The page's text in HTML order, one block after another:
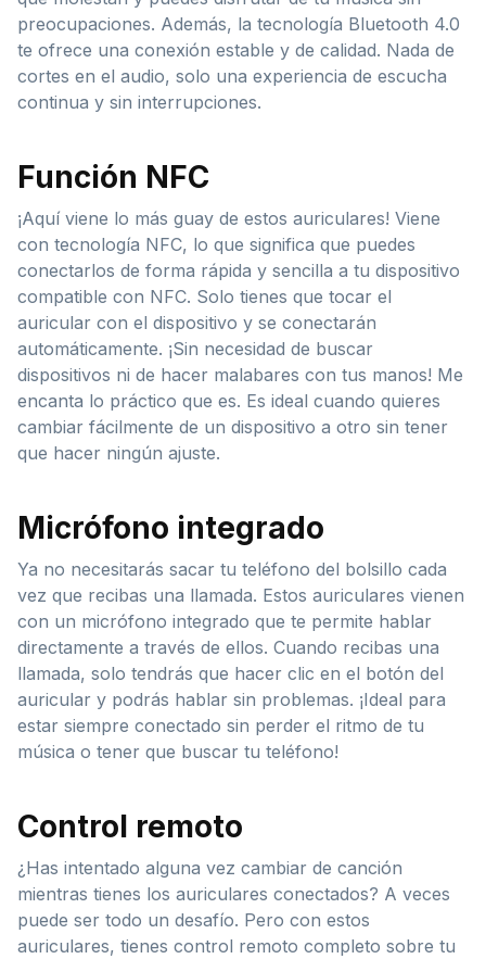
preocupaciones. Además, la tecnología Bluetooth 4.0
te ofrece una conexión estable y de calidad. Nada de
cortes en el audio, solo una experiencia de escucha
continua y sin interrupciones.
Función NFC
¡Aquí viene lo más guay de estos auriculares! Viene
con tecnología NFC, lo que significa que puedes
conectarlos de forma rápida y sencilla a tu dispositivo
compatible con NFC. Solo tienes que tocar el
auricular con el dispositivo y se conectarán
automáticamente. ¡Sin necesidad de buscar
dispositivos ni de hacer malabares con tus manos! Me
encanta lo práctico que es. Es ideal cuando quieres
cambiar fácilmente de un dispositivo a otro sin tener
que hacer ningún ajuste.
Micrófono integrado
Ya no necesitarás sacar tu teléfono del bolsillo cada
vez que recibas una llamada. Estos auriculares vienen
con un micrófono integrado que te permite hablar
directamente a través de ellos. Cuando recibas una
llamada, solo tendrás que hacer clic en el botón del
auricular y podrás hablar sin problemas. ¡Ideal para
estar siempre conectado sin perder el ritmo de tu
música o tener que buscar tu teléfono!
Control remoto
¿Has intentado alguna vez cambiar de canción
mientras tienes los auriculares conectados? A veces
puede ser todo un desafío. Pero con estos
auriculares, tienes control remoto completo sobre tu